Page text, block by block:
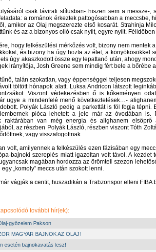
csak távirati stílusban- hiszen sem a messze-,
a románok érkeztek pattogósabban a meccsbe,
amikor az Olaj megszerezte első kosarát. Strahinja
és az a bizonyos olló csak nyílt, egyre nyílt.
hogy felkészülési mérkőzés volt, bizony nem mentek
és bizony ha úgy hozta az élet, a könyökösökkel
úgy akaszkodott össze egy lepattanó után, ahogy
irányítója, Josh Greene sem mindig fért bele a bőrébe
talán szokatlan, vagy éppenséggel teljesen
töltött hónapok alatt. Luksa Andricon látszott
Viszont védekezésben ő is kőkeményen
ugye a mindenfelé menő következtetések…-
Polyák László pedig a parkettát is föl fogja tépni.
pióca lehetett a jele már az óvodában
raktárában van még energia és alighanem
az részben Polyák László, részben viszont Tóth
vagy visszafogottnak.
volt, amilyennek a felkészülés ezen fázisában egy
bajnoki szereplés miatt igazoltan volt távol. A kezdet
magában hordozza az örömteli szezon
„komoly” meccs után szokott lenni.
vágják a centit, huszadikán a Trabzonspor elleni
további hír(ek):
győzelem Pakson
MAGYAR BAJNOK AZ OLAJ!
esetén bajnokavatás lesz!